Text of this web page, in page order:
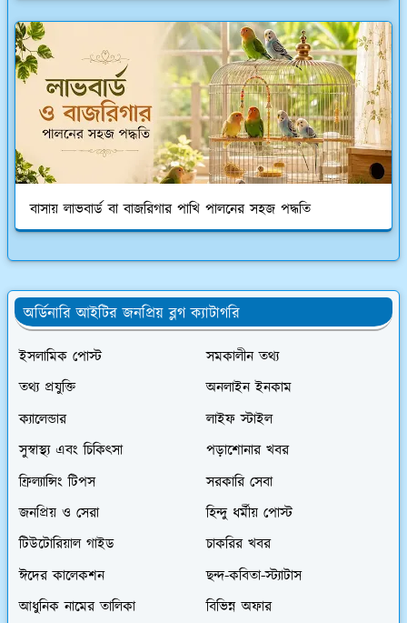
বাসায় লাভবার্ড বা বাজরিগার পাখি পালনের সহজ পদ্ধতি
অর্ডিনারি আইটির জনপ্রিয় ব্লগ ক্যাটাগরি
ইসলামিক পোস্ট
সমকালীন তথ্য
তথ্য প্রযুক্তি
অনলাইন ইনকাম
ক্যালেন্ডার
লাইফ স্টাইল
সুস্বাস্থ্য এবং চিকিৎসা
পড়াশোনার খবর
ফ্রিল্যান্সিং টিপস
সরকারি সেবা
জনপ্রিয় ও সেরা
হিন্দু ধর্মীয় পোস্ট
টিউটোরিয়াল গাইড
চাকরির খবর
ঈদের কালেকশন
ছন্দ-কবিতা-স্ট্যাটাস
আধুনিক নামের তালিকা
বিভিন্ন অফার